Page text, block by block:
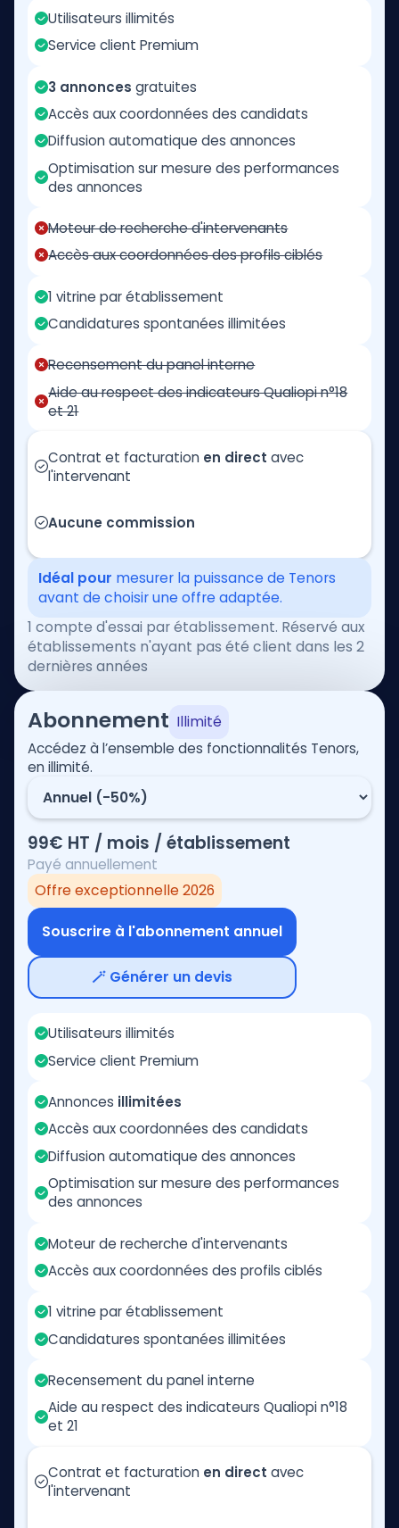
Utilisateurs illimités
Service client Premium
3 annonces gratuites
Accès aux coordonnées des candidats
Diffusion automatique des annonces
Optimisation sur mesure des performances
des annonces
Moteur de recherche d'intervenants
Accès aux coordonnées des profils ciblés
1 vitrine par établissement
Candidatures spontanées illimitées
Recensement du panel interne
Aide au respect des indicateurs Qualiopi n°18
et 21
Contrat et facturation en direct avec
l'intervenant
Aucune commission
Idéal pour mesurer la puissance de Tenors
avant de choisir une offre adaptée.
1 compte d'essai par établissement. Réservé aux
établissements n'ayant pas été client dans les 2
dernières années
Abonnement Illimité
Accédez à l’ensemble des fonctionnalités Tenors,
en illimité.
99€ HT / mois / établissement
Payé annuellement
Offre exceptionnelle 2026
Souscrire à l'abonnement annuel
🪄 Générer un devis
Utilisateurs illimités
Service client Premium
Annonces illimitées
Accès aux coordonnées des candidats
Diffusion automatique des annonces
Optimisation sur mesure des performances
des annonces
Moteur de recherche d'intervenants
Accès aux coordonnées des profils ciblés
1 vitrine par établissement
Candidatures spontanées illimitées
Recensement du panel interne
Aide au respect des indicateurs Qualiopi n°18
et 21
Contrat et facturation en direct avec
l'intervenant